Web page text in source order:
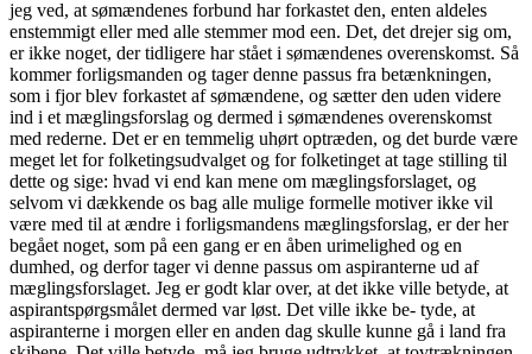
jeg ved, at sømændenes forbund har forkastet den, enten aldeles
enstemmigt eller med alle stemmer mod een. Det, det drejer sig om,
er ikke noget, der tidligere har stået i sømændenes overenskomst. Så
kommer forligsmanden og tager denne passus fra betænkningen,
som i fjor blev forkastet af sømændene, og sætter den uden videre
ind i et mæglingsforslag og dermed i sømændenes overenskomst
med rederne. Det er en temmelig uhørt optræden, og det burde være
meget let for folketingsudvalget og for folketinget at tage stilling til
dette og sige: hvad vi end kan mene om mæglingsforslaget, og
selvom vi dækkende os bag alle mulige formelle motiver ikke vil
være med til at ændre i forligsmandens mæglingsforslag, er der her
begået noget, som på een gang er en åben urimelighed og en
dumhed, og derfor tager vi denne passus om aspiranterne ud af
mæglingsforslaget. Jeg er godt klar over, at det ikke ville betyde, at
aspirantspørgsmålet dermed var løst. Det ville ikke be- tyde, at
aspiranterne i morgen eller en anden dag skulle kunne gå i land fra